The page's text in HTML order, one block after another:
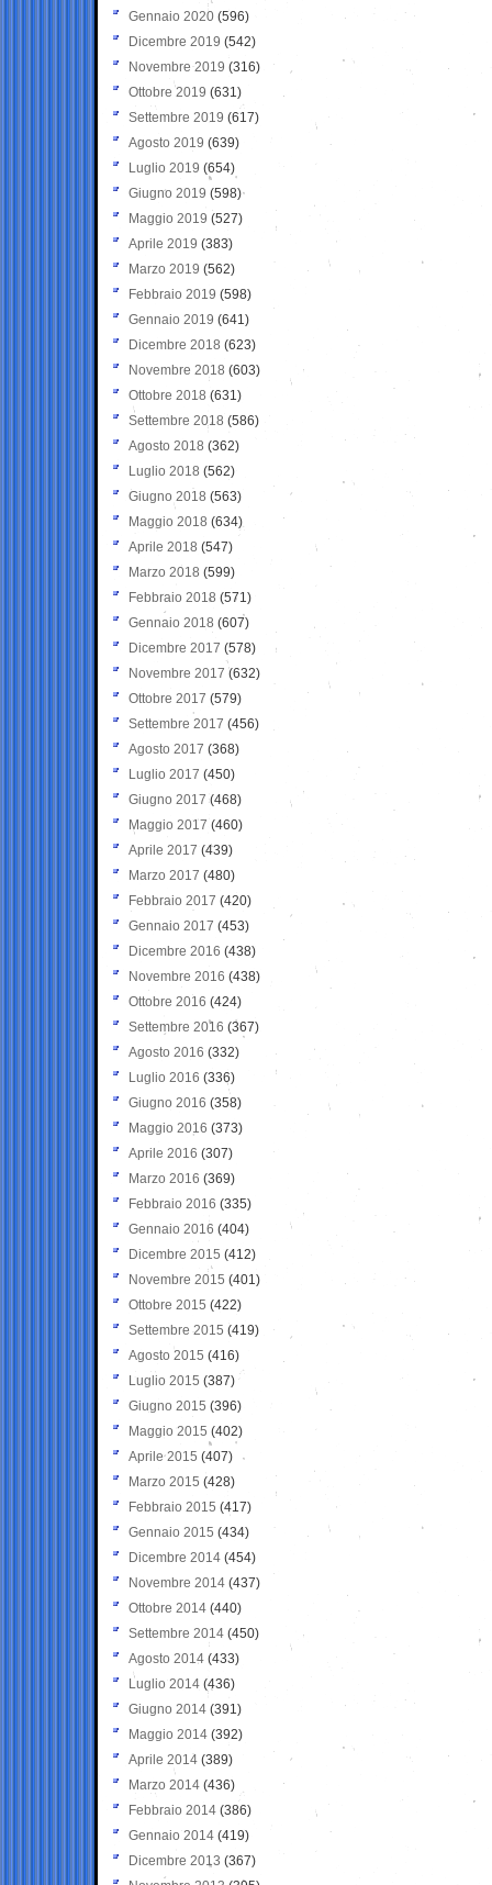
Gennaio 2020 (596)
Dicembre 2019 (542)
Novembre 2019 (316)
Ottobre 2019 (631)
Settembre 2019 (617)
Agosto 2019 (639)
Luglio 2019 (654)
Giugno 2019 (598)
Maggio 2019 (527)
Aprile 2019 (383)
Marzo 2019 (562)
Febbraio 2019 (598)
Gennaio 2019 (641)
Dicembre 2018 (623)
Novembre 2018 (603)
Ottobre 2018 (631)
Settembre 2018 (586)
Agosto 2018 (362)
Luglio 2018 (562)
Giugno 2018 (563)
Maggio 2018 (634)
Aprile 2018 (547)
Marzo 2018 (599)
Febbraio 2018 (571)
Gennaio 2018 (607)
Dicembre 2017 (578)
Novembre 2017 (632)
Ottobre 2017 (579)
Settembre 2017 (456)
Agosto 2017 (368)
Luglio 2017 (450)
Giugno 2017 (468)
Maggio 2017 (460)
Aprile 2017 (439)
Marzo 2017 (480)
Febbraio 2017 (420)
Gennaio 2017 (453)
Dicembre 2016 (438)
Novembre 2016 (438)
Ottobre 2016 (424)
Settembre 2016 (367)
Agosto 2016 (332)
Luglio 2016 (336)
Giugno 2016 (358)
Maggio 2016 (373)
Aprile 2016 (307)
Marzo 2016 (369)
Febbraio 2016 (335)
Gennaio 2016 (404)
Dicembre 2015 (412)
Novembre 2015 (401)
Ottobre 2015 (422)
Settembre 2015 (419)
Agosto 2015 (416)
Luglio 2015 (387)
Giugno 2015 (396)
Maggio 2015 (402)
Aprile 2015 (407)
Marzo 2015 (428)
Febbraio 2015 (417)
Gennaio 2015 (434)
Dicembre 2014 (454)
Novembre 2014 (437)
Ottobre 2014 (440)
Settembre 2014 (450)
Agosto 2014 (433)
Luglio 2014 (436)
Giugno 2014 (391)
Maggio 2014 (392)
Aprile 2014 (389)
Marzo 2014 (436)
Febbraio 2014 (386)
Gennaio 2014 (419)
Dicembre 2013 (367)